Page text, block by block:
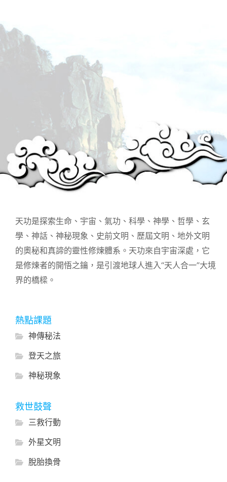
天功是探索生命、宇宙、氣功、科學、神學、哲學、玄
學、神話、神秘現象、史前文明、歷屆文明、地外文明
的奧秘和真諦的靈性修煉體系。天功來自宇宙深處，它
是修煉者的開悟之鑰，是引渡地球人進入“天人合一”大境
界的橋樑。
熱點課題
神傳秘法
登天之旅
神秘現象
救世鼓聲
三救行動
外星文明
脫胎換骨